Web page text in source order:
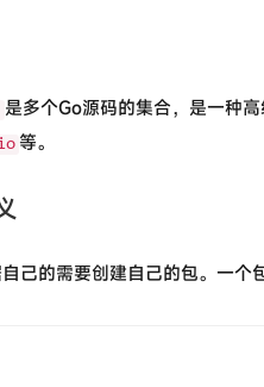
是多个Go源码的集合，是一种
等。
己的需要创建自己的包。一个